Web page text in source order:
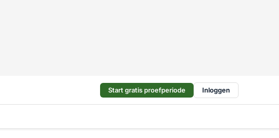
Start gratis proefperiode Inloggen